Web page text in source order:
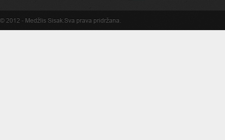
© 2012 - Medžlis Sisak.Sva prava pridržana.